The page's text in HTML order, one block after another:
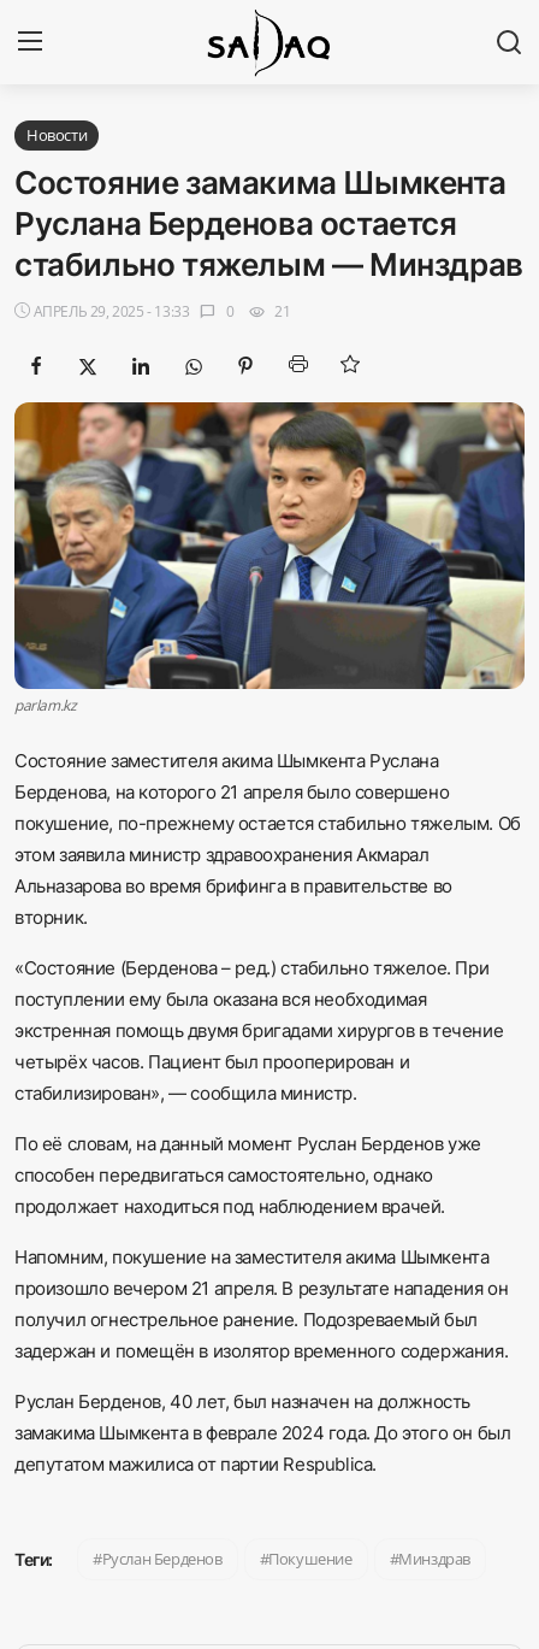
Авторизоваться
Наши контакты
Новости
Политика
Галерея
Экономика
Sadaq TV
Общество
Спорт
Русский
Новости
Состояние замакима Шымкента
Руслана Берденова остается
стабильно тяжелым — Минздрав
АПРЕЛЬ 29, 2025 - 13:33 chat_bubble 0 visibility 21
parlam.kz
Состояние заместителя акима Шымкента Руслана
Берденова, на которого 21 апреля было совершено
покушение, по-прежнему остается стабильно тяжелым. Об
этом заявила министр здравоохранения Акмарал
Альназарова во время брифинга в правительстве во
вторник.
«Состояние (Берденова – ред.) стабильно тяжелое. При
поступлении ему была оказана вся необходимая
экстренная помощь двумя бригадами хирургов в течение
четырёх часов. Пациент был прооперирован и
стабилизирован», — сообщила министр.
По её словам, на данный момент Руслан Берденов уже
способен передвигаться самостоятельно, однако
продолжает находиться под наблюдением врачей.
Напомним, покушение на заместителя акима Шымкента
произошло вечером 21 апреля. В результате нападения он
получил огнестрельное ранение. Подозреваемый был
задержан и помещён в изолятор временного содержания.
Руслан Берденов, 40 лет, был назначен на должность
замакима Шымкента в феврале 2024 года. До этого он был
депутатом мажилиса от партии Respublica.
Теги: Руслан Берденов Покушение Минздрав